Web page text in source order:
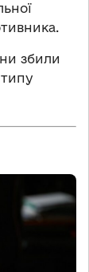
збили
типу